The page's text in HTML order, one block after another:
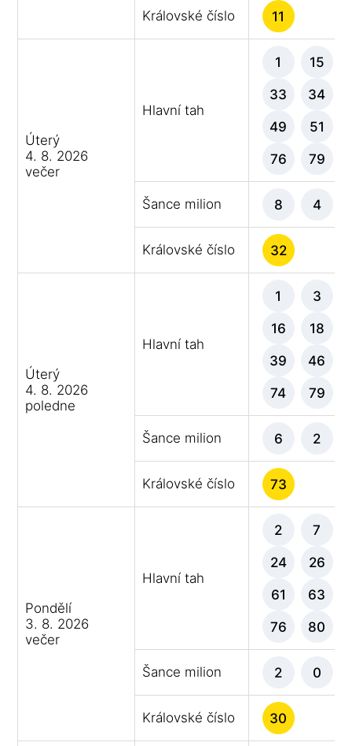
Královské číslo 11
Úterý
4. 8. 2026
večer
Hlavní tah
1 15
33 34
49 51
76 79
Šance milion 8 4
Královské číslo 32
Úterý
4. 8. 2026
poledne
Hlavní tah
1 3
16 18
39 46
74 79
Šance milion 6 2
Královské číslo 73
Pondělí
3. 8. 2026
večer
Hlavní tah
2 7
24 26
61 63
76 80
Šance milion 2 0
Královské číslo 30